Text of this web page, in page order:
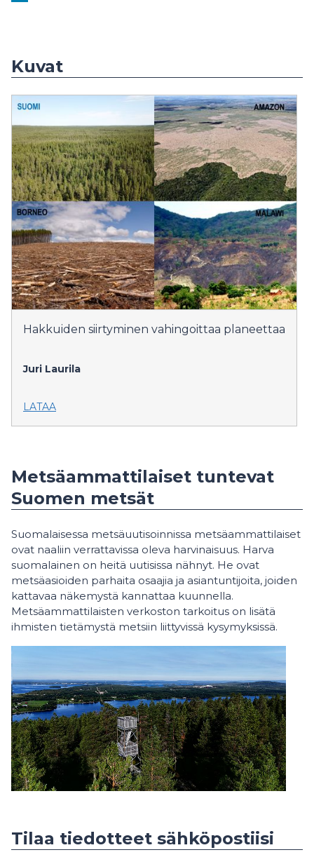
Kuvat
Hakkuiden siirtyminen vahingoittaa planeettaa
Juri Laurila
LATAA
Metsäammattilaiset tuntevat
Suomen metsät
Suomalaisessa metsäuutisoinnissa metsäammattilaiset
ovat naaliin verrattavissa oleva harvinaisuus. Harva
suomalainen on heitä uutisissa nähnyt. He ovat
metsäasioiden parhaita osaajia ja asiantuntijoita, joiden
kattavaa näkemystä kannattaa kuunnella.
Metsäammattilaisten verkoston tarkoitus on lisätä
ihmisten tietämystä metsiin liittyvissä kysymyksissä.
Tilaa tiedotteet sähköpostiisi